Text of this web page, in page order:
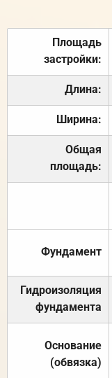
Площадь
застройки:
Длина:
Ширина:
Общая
площадь:
Фундамент
Гидроизоляция
фундамента
Основание
(обвязка)